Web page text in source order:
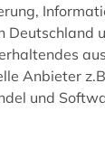
weltraumforschung (1)
werkstoffkunde (3)
Deutschland
Anbieter
und